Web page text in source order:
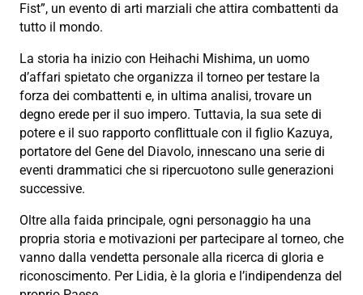
Fist”, un evento di arti marziali che attira combattenti da
tutto il mondo.
La storia ha inizio con Heihachi Mishima, un uomo
d’affari spietato che organizza il torneo per testare la
forza dei combattenti e, in ultima analisi, trovare un
degno erede per il suo impero. Tuttavia, la sua sete di
potere e il suo rapporto conflittuale con il figlio Kazuya,
portatore del Gene del Diavolo, innescano una serie di
eventi drammatici che si ripercuotono sulle generazioni
successive.
Oltre alla faida principale, ogni personaggio ha una
propria storia e motivazioni per partecipare al torneo, che
vanno dalla vendetta personale alla ricerca di gloria e
riconoscimento. Per Lidia, è la gloria e l’indipendenza del